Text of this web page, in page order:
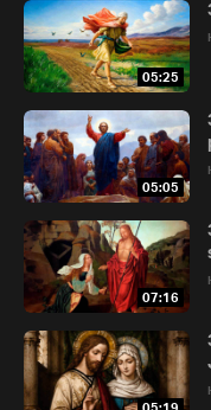
05:25
05:05
07:16